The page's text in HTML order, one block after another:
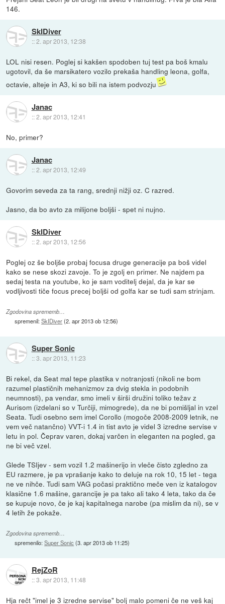
146.
SkIDiver
::2. apr 2013, 12:38
LOL nisi resen. Poglej si kakšen spodoben tuj test pa boš kmalu
ugotovil, da še marsikatero vozilo prekaša handling leona, golfa,
octavie, alteje in A3, ki so bili na istem podvozju
Janac
::2. apr 2013, 12:41
No, primer?
Janac
::2. apr 2013, 12:49
Govorim seveda za ta rang, srednji nižji oz. C razred.
Jasno, da bo avto za milijone boljši - spet ni nujno.
SkIDiver
::2. apr 2013, 12:56
Poglej oz še boljše probaj focusa druge generacije pa boš videl
kako se nese skozi zavoje. To je zgolj en primer. Ne najdem pa
sedaj testa na youtube, ko je sam voditelj dejal, da je kar se
vodljivosti tiče focus precej boljši od golfa kar se tudi sam strinjam.
Zgodovina sprememb…
spremenil:SkIDiver(2. apr 2013 ob 12:56)
Super Sonic
::3. apr 2013, 11:23
Bi rekel, da Seat mal tepe plastika v notranjosti (nikoli ne bom
razumel plastičnih mehanizmov za dvig stekla in podobnih
neumnosti), pa vendar, smo imeli v širši družini toliko težav z
Aurisom (izdelani so v Turčiji, mimogrede), da ne bi pomišljal in vzel
Seata. Tudi osebno sem imel Corollo (mogoče 2008-2009 letnik, ne
vem več natančno) VVT-i 1.4 in tist avto je videl 3 izredne servise v
letu in pol. Čeprav varen, dokaj varčen in eleganten na pogled, ga
ne bi več vzel.
Glede TSIjev - sem vozil 1.2 mašinerijo in vleče čisto zgledno za
EU razmere, je pa vprašanje kako to deluje na rok 10, 15 let - tega
ne ve nihče. Tudi sam VAG počasi praktično meče ven iz katalogov
klasične 1.6 mašine, garancije je pa tako ali tako 4 leta, tako da če
se kupuje novo, če je kaj kapitalnega narobe (pa mislim da ni), se v
4 letih že pokaže.
Zgodovina sprememb…
spremenilo:Super Sonic (3. apr 2013 ob 11:25)
RejZoR
::3. apr 2013, 11:48
Hja rečt "imel je 3 izredne servise" bolj malo pomeni če ne veš kaj